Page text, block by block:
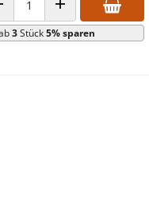
VERRINGERN
ANZAHL ERHÖHEN
3Stück5% sparen